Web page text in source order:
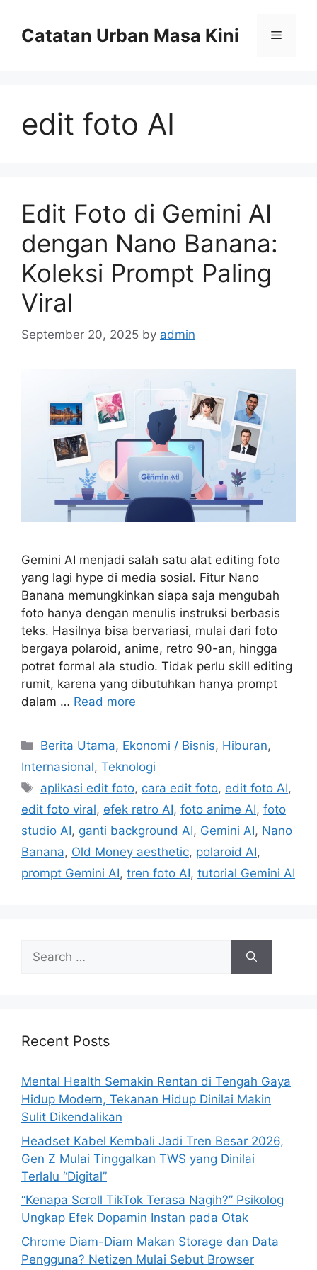
contentCatatan Urban Masa Kini Menu
edit foto AI
Edit Foto di Gemini AI
dengan Nano Banana:
Koleksi Prompt Paling
Viral
September 20, 2025 by admin
Gemini AI menjadi salah satu alat editing foto
yang lagi hype di media sosial. Fitur Nano
Banana memungkinkan siapa saja mengubah
foto hanya dengan menulis instruksi berbasis
teks. Hasilnya bisa bervariasi, mulai dari foto
bergaya polaroid, anime, retro 90-an, hingga
potret formal ala studio. Tidak perlu skill editing
rumit, karena yang dibutuhkan hanya prompt
dalam … Read more
C
a
e
g
o
r
i
Berita Utama, Ekonomi / Bisnis, Hiburan,
Internasional, Teknologi
T
a
s
aplikasi edit foto, cara edit foto, edit foto AI,
edit foto viral, efek retro AI, foto anime AI, foto
studio AI, ganti background AI, Gemini AI, Nano
Banana, Old Money aesthetic, polaroid AI,
prompt Gemini AI, tren foto AI, tutorial Gemini AI
h
r
:
Recent Posts
Mental Health Semakin Rentan di Tengah Gaya
Hidup Modern, Tekanan Hidup Dinilai Makin
Sulit Dikendalikan
Headset Kabel Kembali Jadi Tren Besar 2026,
Gen Z Mulai Tinggalkan TWS yang Dinilai
Terlalu “Digital”
“Kenapa Scroll TikTok Terasa Nagih?” Psikolog
Ungkap Efek Dopamin Instan pada Otak
Chrome Diam-Diam Makan Storage dan Data
Pengguna? Netizen Mulai Sebut Browser